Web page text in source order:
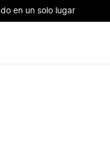
en un solo lugar